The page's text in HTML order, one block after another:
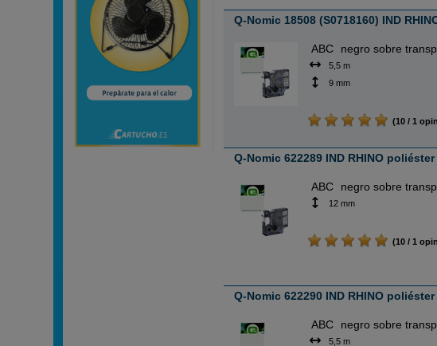
Q-Nomic 18508 (S0718160) IND
ABC negro sobre
5,5 m
9 mm
(10 / 1
Q-Nomic 622289 IND RHINO
ABC negro sobre
12 mm
(10 / 1
Q-Nomic 622290 IND RHINO
ABC negro sobre
5,5 m